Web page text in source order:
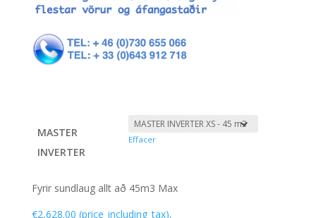
MASTER
INVERTER
Effacer
Fyrir sundlaug allt að 45m3 Max
€2,628.00 (price_including_tax),